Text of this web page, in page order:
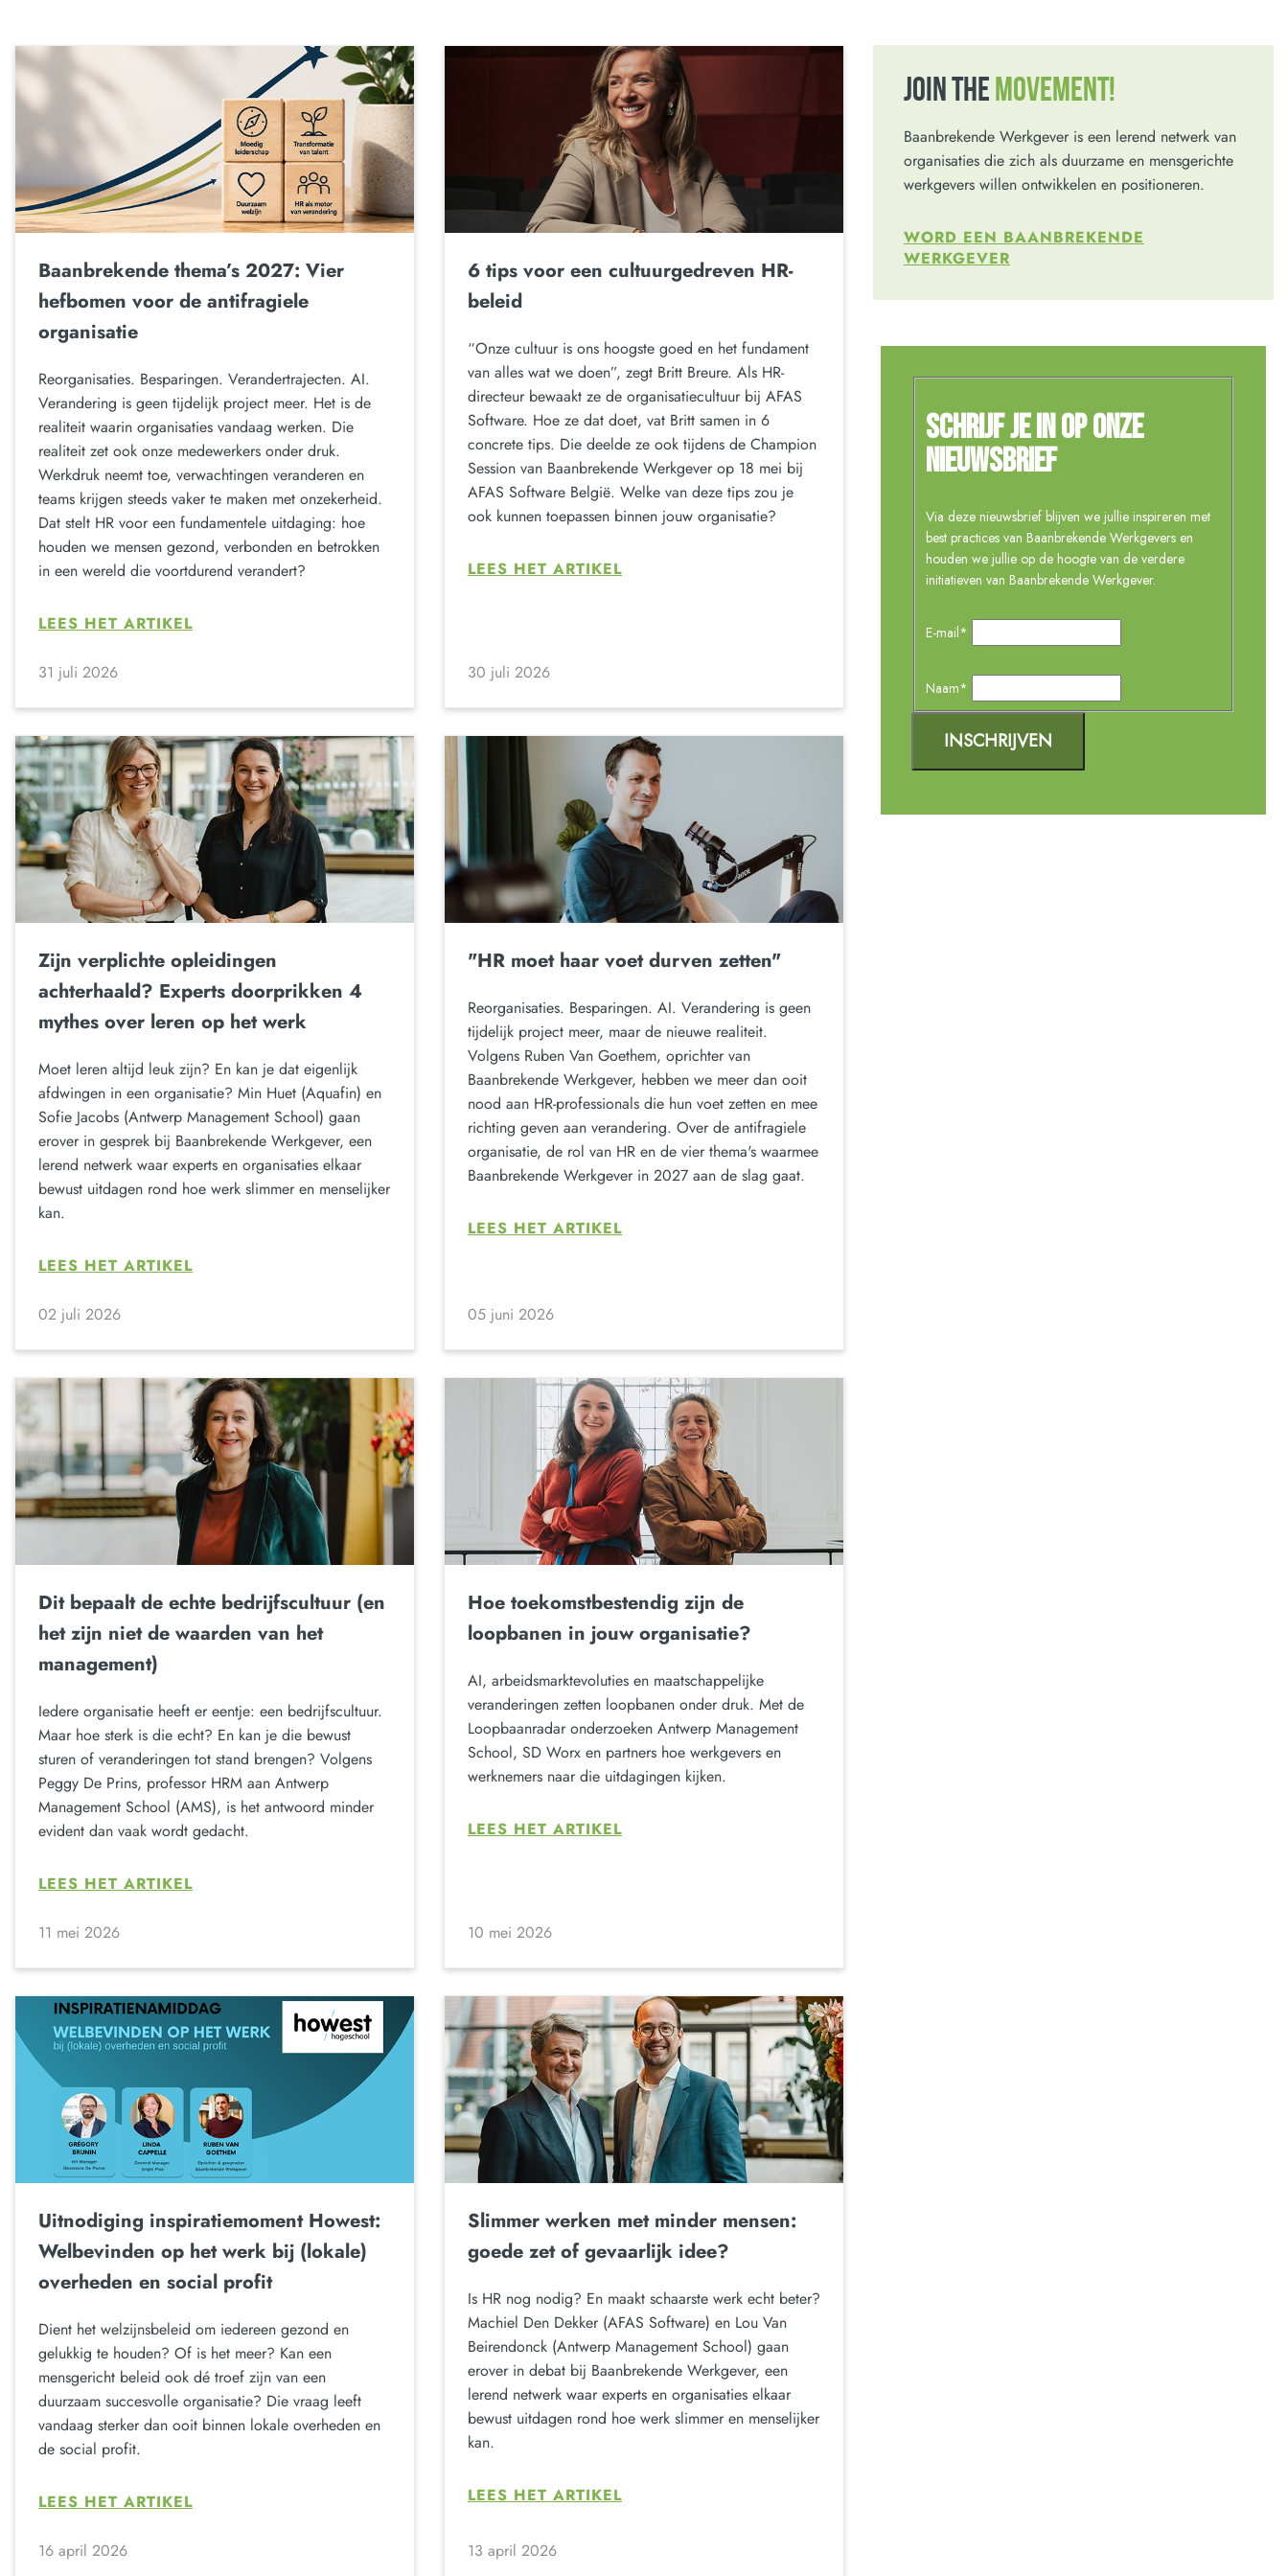
Baanbrekende thema’s 2027: Vier
hefbomen voor de antifragiele
organisatie
Reorganisaties. Besparingen. Verandertrajecten. AI.
Verandering is geen tijdelijk project meer. Het is de
realiteit waarin organisaties vandaag werken. Die
realiteit zet ook onze medewerkers onder druk.
Werkdruk neemt toe, verwachtingen veranderen en
teams krijgen steeds vaker te maken met onzekerheid.
Dat stelt HR voor een fundamentele uitdaging: hoe
houden we mensen gezond, verbonden en betrokken
in een wereld die voortdurend verandert?
LEES HET ARTIKEL
31 juli 2026
6 tips voor een cultuurgedreven HR-
beleid
“Onze cultuur is ons hoogste goed en het fundament
van alles wat we doen”, zegt Britt Breure. Als HR-
directeur bewaakt ze de organisatiecultuur bij AFAS
Software. Hoe ze dat doet, vat Britt samen in 6
concrete tips. Die deelde ze ook tijdens de Champion
Session van Baanbrekende Werkgever op 18 mei bij
AFAS Software België. Welke van deze tips zou je
ook kunnen toepassen binnen jouw organisatie?
LEES HET ARTIKEL
30 juli 2026
Zijn verplichte opleidingen
achterhaald? Experts doorprikken 4
mythes over leren op het werk
Moet leren altijd leuk zijn? En kan je dat eigenlijk
afdwingen in een organisatie? Min Huet (Aquafin) en
Sofie Jacobs (Antwerp Management School) gaan
erover in gesprek bij Baanbrekende Werkgever, een
lerend netwerk waar experts en organisaties elkaar
bewust uitdagen rond hoe werk slimmer en menselijker
kan.
LEES HET ARTIKEL
02 juli 2026
"HR moet haar voet durven zetten"
Reorganisaties. Besparingen. AI. Verandering is geen
tijdelijk project meer, maar de nieuwe realiteit.
Volgens Ruben Van Goethem, oprichter van
Baanbrekende Werkgever, hebben we meer dan ooit
nood aan HR-professionals die hun voet zetten en mee
richting geven aan verandering. Over de antifragiele
organisatie, de rol van HR en de vier thema's waarmee
Baanbrekende Werkgever in 2027 aan de slag gaat.
LEES HET ARTIKEL
05 juni 2026
Dit bepaalt de echte bedrijfscultuur (en
het zijn niet de waarden van het
management)
Iedere organisatie heeft er eentje: een bedrijfscultuur.
Maar hoe sterk is die echt? En kan je die bewust
sturen of veranderingen tot stand brengen? Volgens
Peggy De Prins, professor HRM aan Antwerp
Management School (AMS), is het antwoord minder
evident dan vaak wordt gedacht.
LEES HET ARTIKEL
11 mei 2026
Hoe toekomstbestendig zijn de
loopbanen in jouw organisatie?
AI, arbeidsmarktevoluties en maatschappelijke
veranderingen zetten loopbanen onder druk. Met de
Loopbaanradar onderzoeken Antwerp Management
School, SD Worx en partners hoe werkgevers en
werknemers naar die uitdagingen kijken.
LEES HET ARTIKEL
10 mei 2026
Uitnodiging inspiratiemoment Howest:
Welbevinden op het werk bij (lokale)
overheden en social profit
Dient het welzijnsbeleid om iedereen gezond en
gelukkig te houden? Of is het meer? Kan een
mensgericht beleid ook dé troef zijn van een
duurzaam succesvolle organisatie? Die vraag leeft
vandaag sterker dan ooit binnen lokale overheden en
de social profit.
LEES HET ARTIKEL
16 april 2026
Slimmer werken met minder mensen:
goede zet of gevaarlijk idee?
Is HR nog nodig? En maakt schaarste werk echt beter?
Machiel Den Dekker (AFAS Software) en Lou Van
Beirendonck (Antwerp Management School) gaan
erover in debat bij Baanbrekende Werkgever, een
lerend netwerk waar experts en organisaties elkaar
bewust uitdagen rond hoe werk slimmer en menselijker
kan.
LEES HET ARTIKEL
13 april 2026
JOIN THE MOVEMENT!
Baanbrekende Werkgever is een lerend netwerk van
organisaties die zich als duurzame en mensgerichte
werkgevers willen ontwikkelen en positioneren.
WORD EEN BAANBREKENDE
WERKGEVER